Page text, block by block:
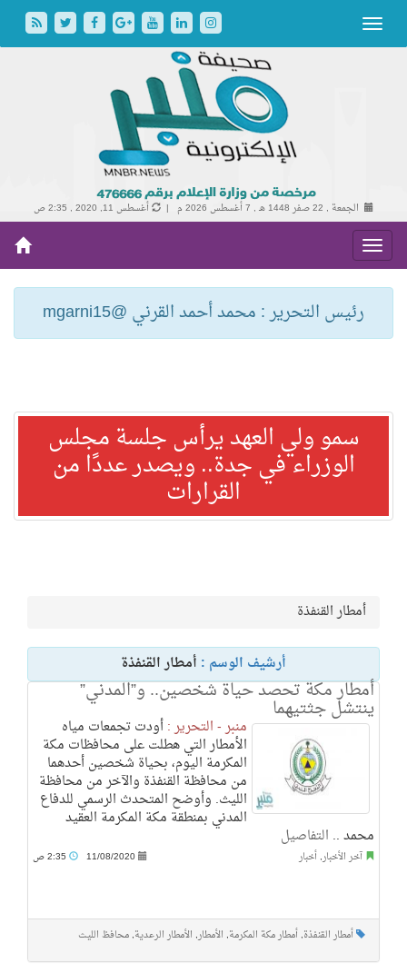
الجمعة , 22 صفر 1448 هـ , 7 أغسطس 2026 م | أغسطس 11, 2020 , 2:35 ص
رئيس التحرير : محمد أحمد القرني @mgarni15
سمو ولي العهد يرأس جلسة مجلس
الوزراء في جدة.. ويصدر عددًا من
القرارات
أمطار القنفذة
أرشيف الوسم : أمطار القنفذة
أمطار مكة تحصد حياة شخصين.. و”المدني”
ينتشل جثتيهما
منبر - التحرير :أودت تجمعات مياه
الأمطار التي هطلت على محافظات مكة
المكرمة اليوم، بحياة شخصين أحدهما
من محافظة القنفذة والآخر من محافظة
الليث. وأوضح المتحدث الرسمي للدفاع
المدني بمنطقة مكة المكرمة العقيد
محمد .. التفاصيل
آخر الأخبار, أخبار 11/08/2020
أمطار القنفذة, أمطار مكة المكرمة, الأمطار, الأمطار الرعدية, محافظ الليث